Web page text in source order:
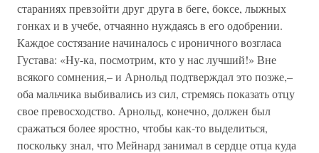
стараниях превзойти друг друга в беге, боксе, лыжных
гонках и в учебе, отчаянно нуждаясь в его одобрении.
Каждое состязание начиналось с ироничного возгласа
Густава: «Ну-ка, посмотрим, кто у нас лучший!» Вне
всякого сомнения,– и Арнольд подтверждал это позже,–
оба мальчика выбивались из сил, стремясь показать отцу
свое превосходство. Арнольд, конечно, должен был
сражаться более яростно, чтобы как-то выделиться,
поскольку знал, что Мейнард занимал в сердце отца куда